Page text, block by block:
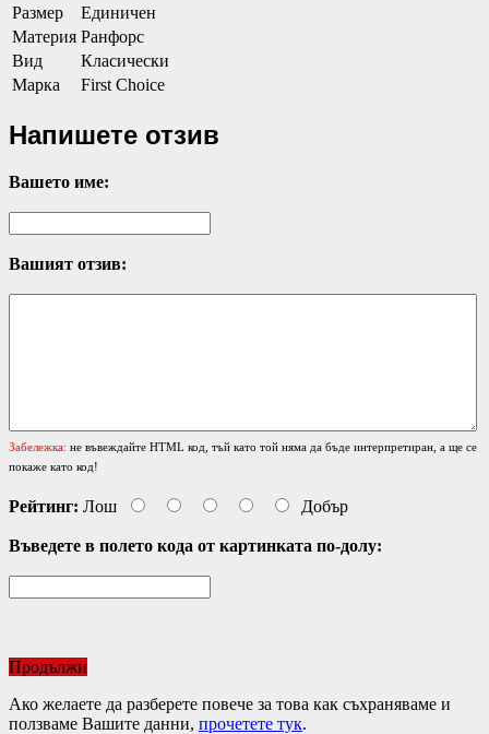
Размер
Единичен
Материя Ранфорс
Вид
Класически
Марка
First Choice
Напишете отзив
Вашето име:
Вашият отзив:
Забележка: не въвеждайте HTML код, тъй като той няма да бъде интерпретиран, а ще се
покаже като код!
Рейтинг: Лош Добър
Въведете в полето кода от картинката по-долу:
Продължи
Ако желаете да разберете повече за това как съхраняваме и
ползваме Вашите данни, прочетете тук.